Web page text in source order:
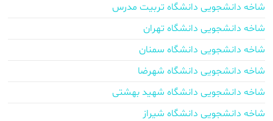
شاخه دانشجویی دانشگاه تربیت مدرس
شاخه دانشجویی دانشگاه تهران
شاخه دانشجویی دانشگاه سمنان
شاخه دانشجویی دانشگاه شهرضا
شاخه دانشجویی دانشگاه شهید بهشتی
شاخه دانشجویی دانشگاه شیراز